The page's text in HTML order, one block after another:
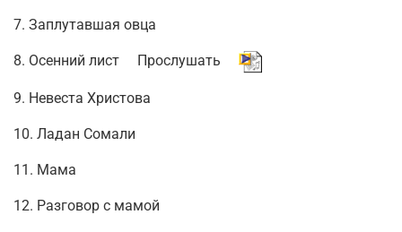
7. Заплутавшая овца
8. Осенний лист Прослушать
9. Невеста Христова
10. Ладан Сомали
11. Мама
12. Разговор с мамой